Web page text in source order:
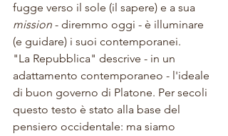
fugge verso il sole (il sapere) e a sua
mission - diremmo oggi - è illuminare
(e guidare) i suoi contemporanei.
"La Repubblica" descrive - in un
adattamento contemporaneo - l'ideale
di buon governo di Platone. Per secoli
questo testo è stato alla base del
pensiero occidentale: ma siamo